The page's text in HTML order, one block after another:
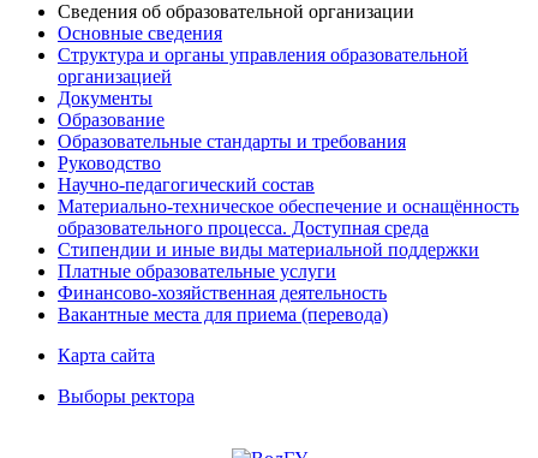
Сведения об образовательной организации
Основные сведения
Структура и органы управления образовательной
организацией
Документы
Образование
Образовательные стандарты и требования
Руководство
Научно-педагогический состав
Материально-техническое обеспечение и оснащённость
образовательного процесса. Доступная среда
Стипендии и иные виды материальной поддержки
Платные образовательные услуги
Финансово-хозяйственная деятельность
Вакантные места для приема (перевода)
Карта сайта
Выборы ректора